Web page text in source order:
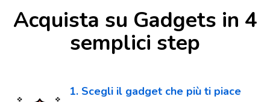
Acquista su Gadgets in 4
semplici step
1. Scegli il gadget che più ti piace